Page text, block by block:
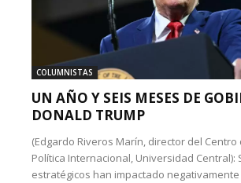
COLUMNISTAS
UN AÑO Y SEIS MESES DE
DONALD TRUMP
(Edgardo Riveros Marín, director del Centro
Política Internacional, Universidad Central):
estratégicos han impactado